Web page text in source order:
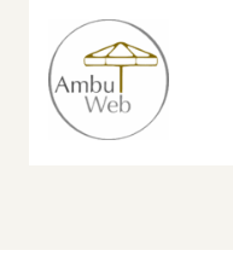
contenuto